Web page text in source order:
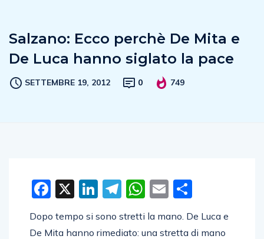
Salzano: Ecco perchè De Mita e
De Luca hanno siglato la pace
SETTEMBRE 19, 2012 0 749
Facebook
X LinkedIn
Telegram
WhatsApp
Email
Dopo tempo si sono stretti la mano. De Luca e
De Mita hanno rimediato: una stretta di mano